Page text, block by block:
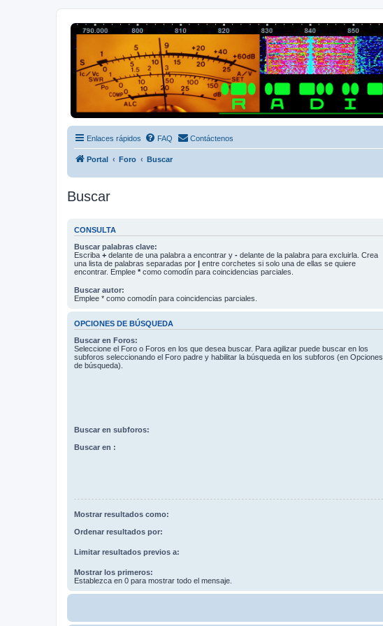
Radio Frecuencias
Foro de Radio Frecuencias
Enlaces rápidos FAQ Contáctenos
Portal Foro Buscar
Buscar
CONSULTA
Buscar palabras clave:
Escriba + delante de una palabra a encontrar y - delante de la palabra para excluirla. Crea
una lista de palabras separadas por
entre corchetes si solo una de ellas se quiere
encontrar. Emplee * como comodín para coincidencias parciales.
Buscar autor:
Emplee * como comodín para coincidencias parciales.
OPCIONES DE BÚSQUEDA
Buscar en Foros:
Seleccione el Foro o Foros en los que desea buscar. Para agilizar puede buscar en los
subforos seleccionando el Foro padre y habilitar la búsqueda en los subforos (en Opciones
de búsqueda).
Buscar en subforos:
Buscar en :
Mostrar resultados como:
Ordenar resultados por:
Limitar resultados previos a:
Mostrar los primeros:
Establezca en 0 para mostrar todo el mensaje.